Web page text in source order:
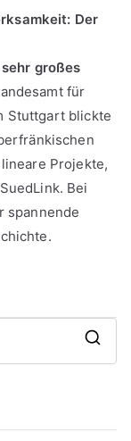
Der
großes
für
Stuttgart blickte
Projekte,
Bei
spannende